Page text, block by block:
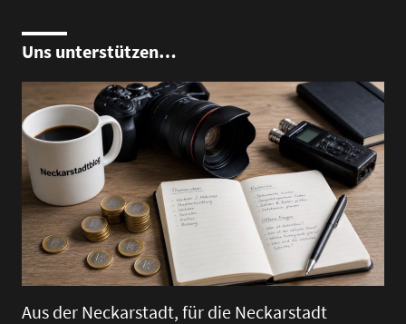
Uns unterstützen…
Aus der Neckarstadt, für die Neckarstadt